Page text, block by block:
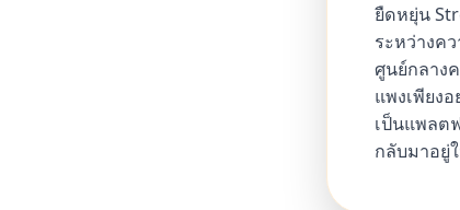
ยืดหยุ่น
ระหว่างค
ศูนย์กลาง
แพงเพียง
เป็นแพลต
กลับมาอยู่